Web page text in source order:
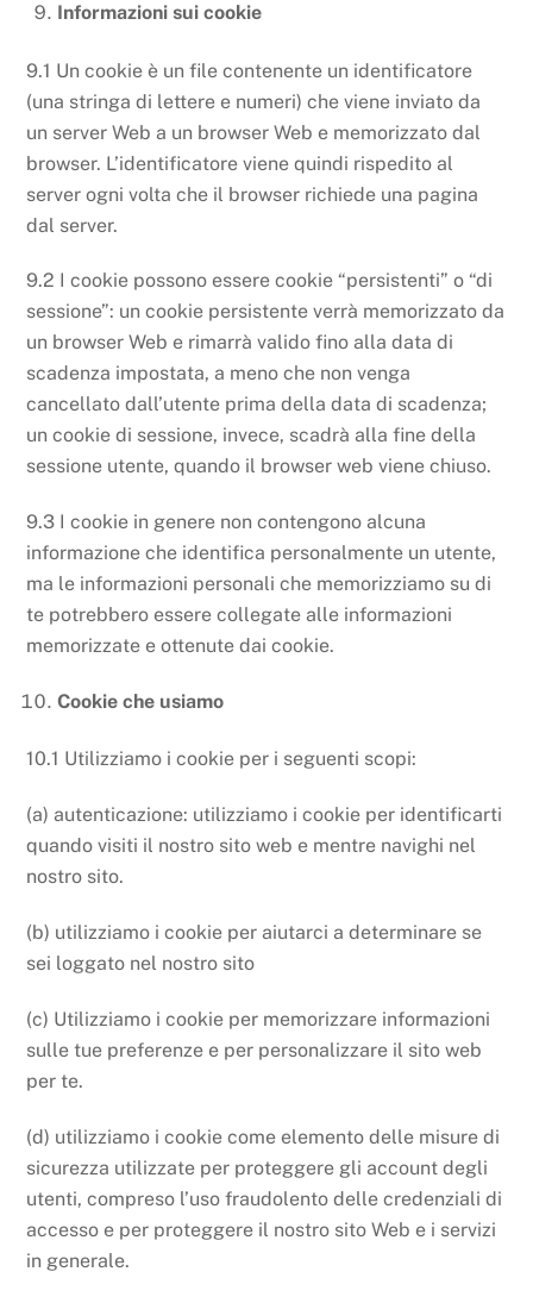
Informazioni sui cookie
9.1 Un cookie è un file contenente un identificatore
(una stringa di lettere e numeri) che viene inviato da
un server Web a un browser Web e memorizzato dal
browser. L’identificatore viene quindi rispedito al
server ogni volta che il browser richiede una pagina
dal server.
9.2 I cookie possono essere cookie “persistenti” o “di
sessione”: un cookie persistente verrà memorizzato da
un browser Web e rimarrà valido fino alla data di
scadenza impostata, a meno che non venga
cancellato dall’utente prima della data di scadenza;
un cookie di sessione, invece, scadrà alla fine della
sessione utente, quando il browser web viene chiuso.
9.3 I cookie in genere non contengono alcuna
informazione che identifica personalmente un utente,
ma le informazioni personali che memorizziamo su di
te potrebbero essere collegate alle informazioni
memorizzate e ottenute dai cookie.
Cookie che usiamo
10.1 Utilizziamo i cookie per i seguenti scopi:
(a) autenticazione: utilizziamo i cookie per identificarti
quando visiti il ​​nostro sito web e mentre navighi nel
nostro sito.
(b) utilizziamo i cookie per aiutarci a determinare se
sei loggato nel nostro sito
(c) Utilizziamo i cookie per memorizzare informazioni
sulle tue preferenze e per personalizzare il sito web
per te.
(d) utilizziamo i cookie come elemento delle misure di
sicurezza utilizzate per proteggere gli account degli
utenti, compreso l’uso fraudolento delle credenziali di
accesso e per proteggere il nostro sito Web e i servizi
in generale.